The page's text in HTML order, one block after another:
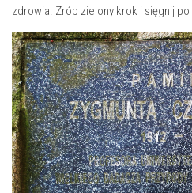
zdrowia. Zrób zielony krok i sięgnij⁤ po